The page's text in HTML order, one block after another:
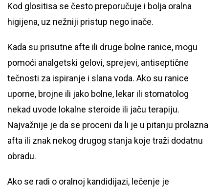
Kod glositisa se često preporučuje i bolja oralna
higijena, uz nežniji pristup nego inače.
Kada su prisutne afte ili druge bolne ranice, mogu
pomoći analgetski gelovi, sprejevi, antiseptične
tečnosti za ispiranje i slana voda. Ako su ranice
uporne, brojne ili jako bolne, lekar ili stomatolog
nekad uvode lokalne steroide ili jaču terapiju.
Najvažnije je da se proceni da li je u pitanju prolazna
afta ili znak nekog drugog stanja koje traži dodatnu
obradu.
Ako se radi o oralnoj kandidijazi, lečenje je